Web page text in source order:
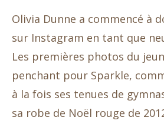
Olivia Dunne a commencé à
sur Instagram en tant que
Les premières photos du
penchant pour Sparkle,
à la fois ses tenues de
sa robe de Noël rouge de